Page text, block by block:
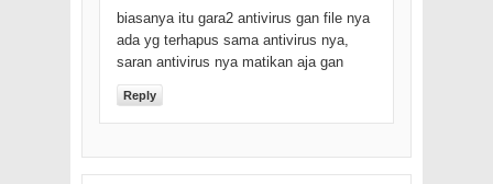
biasanya itu gara2 antivirus gan file nya
ada yg terhapus sama antivirus nya,
saran antivirus nya matikan aja gan
Reply